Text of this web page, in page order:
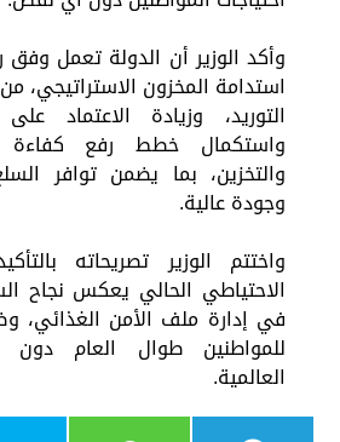
وأكد الوزير أن الدولة تعمل وفق
استدامة المخزون الاستراتيجي،
التوريد، وزيادة الاعتماد
واستكمال خطط رفع كفاءة
والتخزين، بما يضمن توافر
وجودة عالية.
واختتم الوزير تصريحاته
الاحتياطي الحالي يعكس نجاح
في إدارة ملف الأمن الغذائي،
للمواطنين طوال العام دون
العالمية.